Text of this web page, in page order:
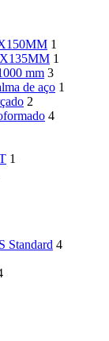
1
1
mm 3
de aço 1
2
4
1
Standard 4